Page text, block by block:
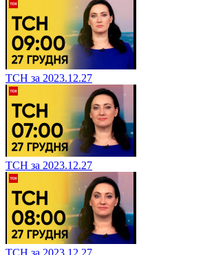
ТСН за 2023.12.27
ТСН за 2023.12.27
ТСН за 2023.12.27